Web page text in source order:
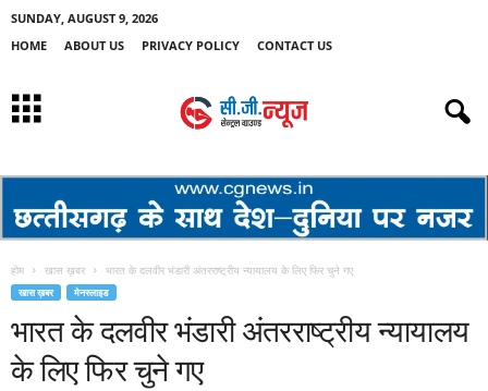
SUNDAY, AUGUST 9, 2026
HOME
ABOUT US PRIVACY POLICY CONTACT US
होम खास ख़बर भारत के दलवीर भंडारी अंतरराष्ट्रीय न्यायालय के लिए फिर चुने गए
खास ख़बर मेनस्लाइड
भारत के दलवीर भंडारी अंतरराष्ट्रीय न्यायालय
के लिए फिर चुने गए